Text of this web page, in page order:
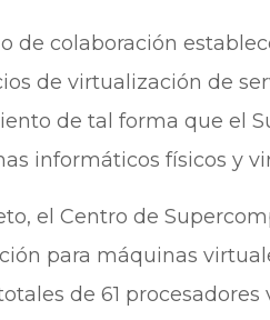
de colaboración
de virtualización de
de tal forma que el
informáticos físicos y
el Centro de
para máquinas
de 61 procesadores